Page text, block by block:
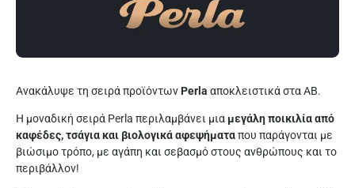
Ανακάλυψε τη σειρά προϊόντωνPerla αποκλειστικά στα ΑΒ.
Η μοναδική σειρά Perla περιλαμβάνει μια μεγάλη ποικιλία από
καφέδες, τσάγια και βιολογικά αφεψήματαπου παράγονται με
βιώσιμο τρόπο, με αγάπη και σεβασμό στους ανθρώπους και το
περιβάλλον!